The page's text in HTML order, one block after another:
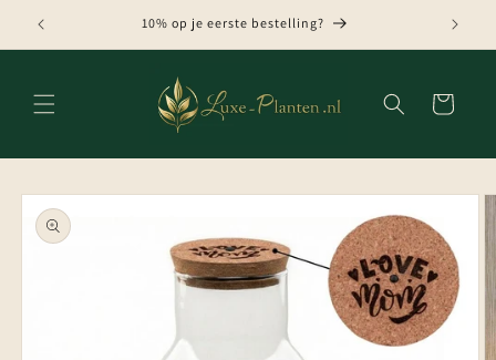
naar de
content
10% op je eerste bestelling?
Winkelwagen
direct naar